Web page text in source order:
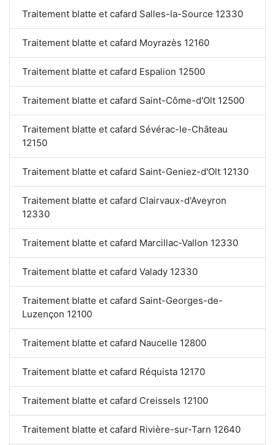
Traitement blatte et cafard Salles-la-Source 12330
Traitement blatte et cafard Moyrazès 12160
Traitement blatte et cafard Espalion 12500
Traitement blatte et cafard Saint-Côme-d'Olt 12500
Traitement blatte et cafard Sévérac-le-Château
12150
Traitement blatte et cafard Saint-Geniez-d'Olt 12130
Traitement blatte et cafard Clairvaux-d'Aveyron
12330
Traitement blatte et cafard Marcillac-Vallon 12330
Traitement blatte et cafard Valady 12330
Traitement blatte et cafard Saint-Georges-de-
Luzençon 12100
Traitement blatte et cafard Naucelle 12800
Traitement blatte et cafard Réquista 12170
Traitement blatte et cafard Creissels 12100
Traitement blatte et cafard Rivière-sur-Tarn 12640